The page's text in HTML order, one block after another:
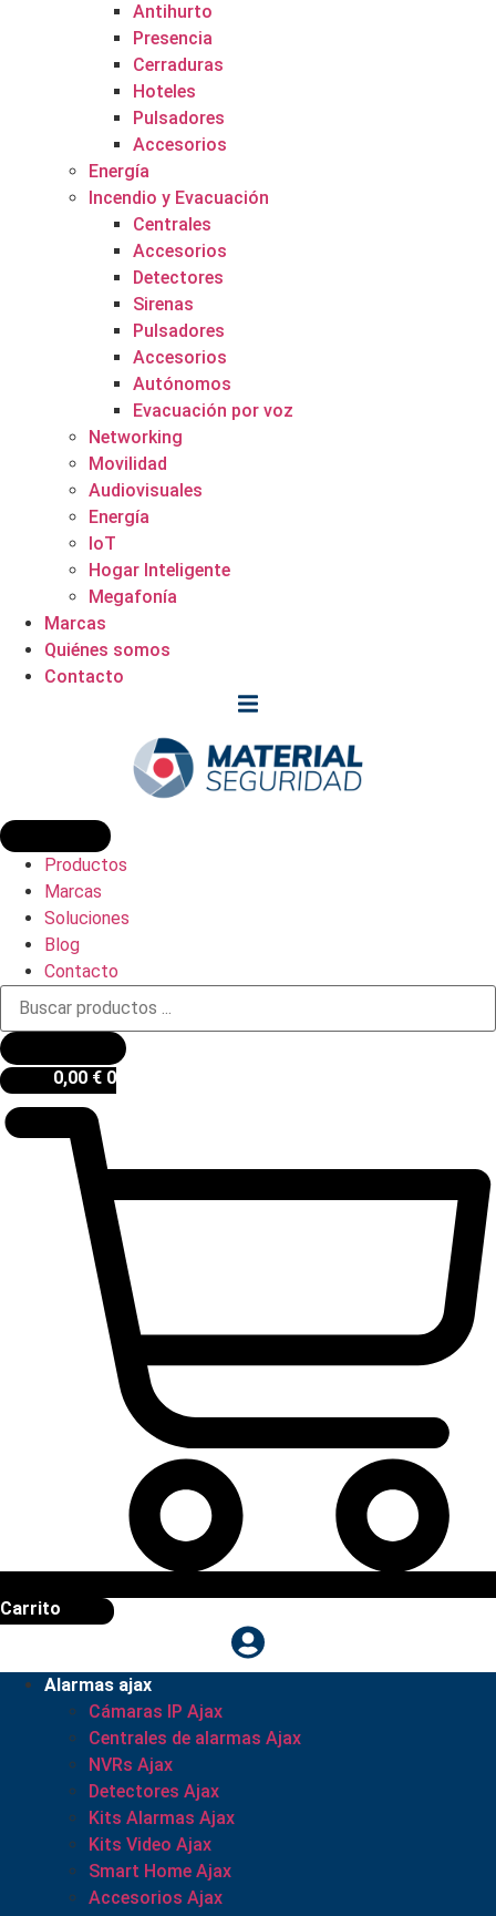
Antihurto
Presencia
Cerraduras
Hoteles
Pulsadores
Accesorios
Energía
Incendio y Evacuación
Centrales
Accesorios
Detectores
Sirenas
Pulsadores
Accesorios
Autónomos
Evacuación por voz
Networking
Movilidad
Audiovisuales
Energía
IoT
Hogar Inteligente
Megafonía
Marcas
Quiénes somos
Contacto
Productos
Marcas
Soluciones
Blog
Contacto
Búsqueda
productos
0,00 € 0
Carrito
Alarmas ajax
Cámaras IP Ajax
Centrales de alarmas Ajax
NVRs Ajax
Detectores Ajax
Kits Alarmas Ajax
Kits Video Ajax
Smart Home Ajax
Accesorios Ajax